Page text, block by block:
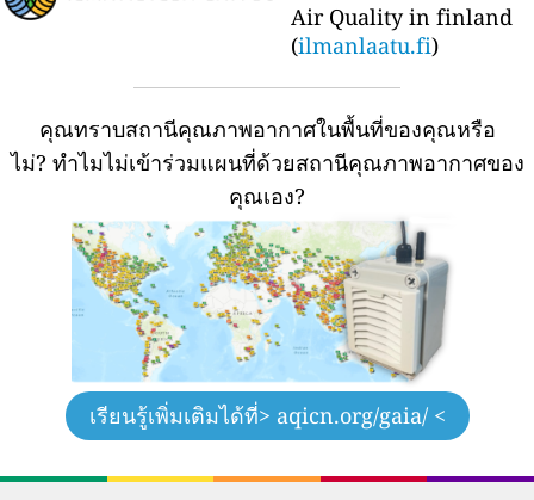
Air Quality in finland
(ilmanlaatu.fi)
คุณทราบสถานีคุณภาพอากาศในพื้นที่ของคุณหรือ
ไม่? ทำไมไม่เข้าร่วมแผนที่ด้วยสถานีคุณภาพอากาศของ
คุณเอง?
เรียนรู้เพิ่มเติมได้ที่> aqicn.org/gaia/ <